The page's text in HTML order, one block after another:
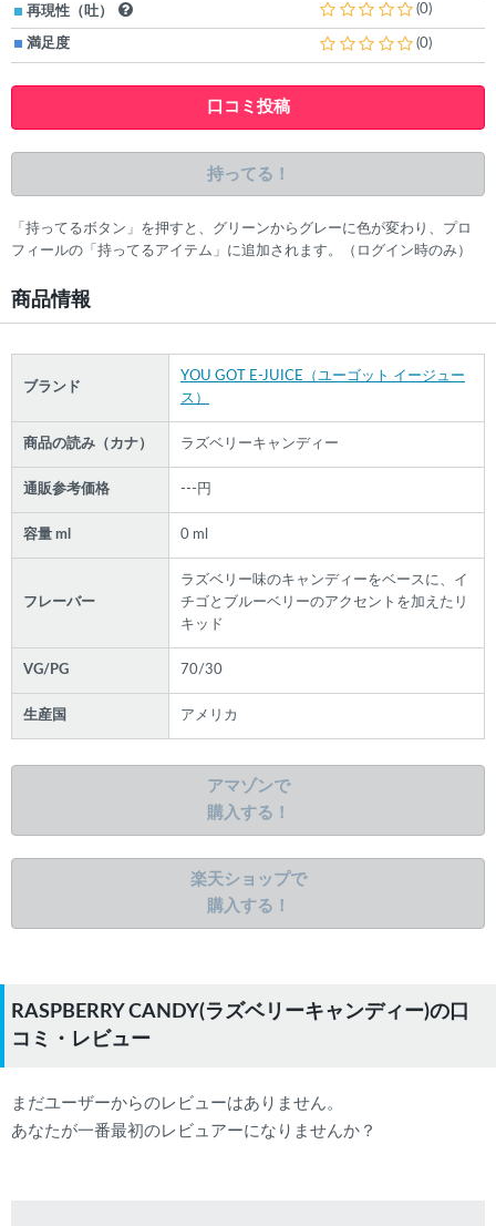
再現性（吐） (0)
満足度 (0)
口コミ投稿
持ってる！
「持ってるボタン」を押すと、グリーンからグレーに色が変わり、プロ
フィールの「持ってるアイテム」に追加されます。（ログイン時のみ）
商品情報
ブランド
YOU GOT E-JUICE（ユーゴット イージュー
ス）
商品の読み（カナ） ラズベリーキャンディー
通販参考価格 ---円
容量 ml 0 ml
フレーバー
ラズベリー味のキャンディーをベースに、イ
チゴとブルーベリーのアクセントを加えたリ
キッド
VG/PG 70/30
生産国 アメリカ
アマゾンで
購入する！
楽天ショップで
購入する！
RASPBERRY CANDY(ラズベリーキャンディー)の口
コミ・レビュー
まだユーザーからのレビューはありません。
あなたが一番最初のレビュアーになりませんか？